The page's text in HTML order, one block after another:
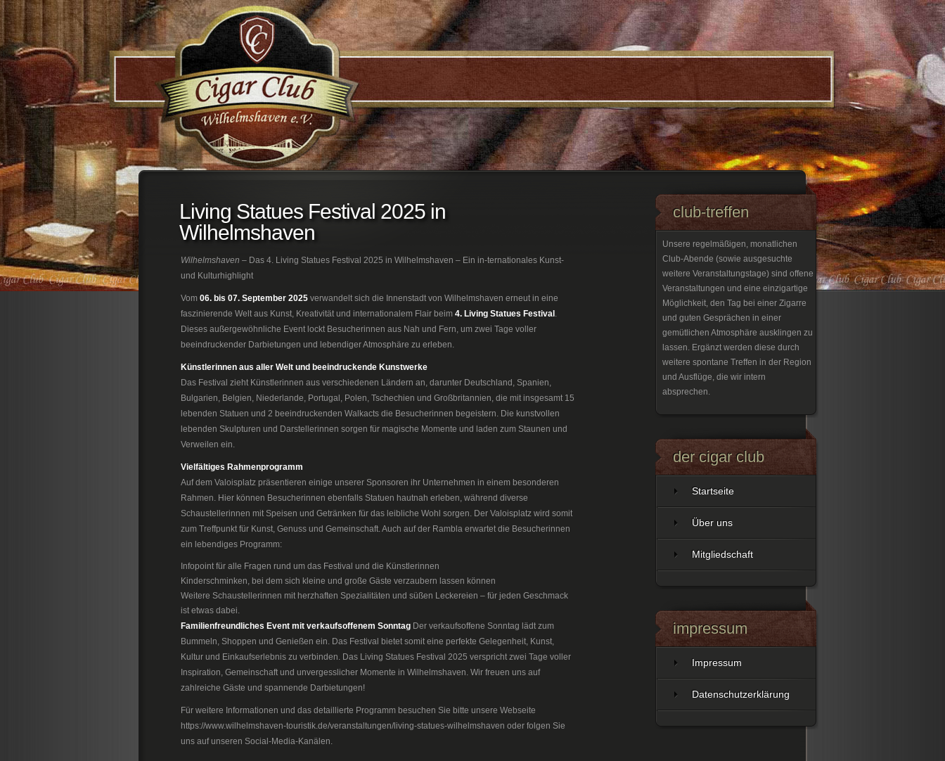
;
Living Statues Festival 2025 in
Wilhelmshaven
Wilhelmshaven – Das 4. Living Statues Festival 2025 in Wilhelmshaven – Ein in-ternationales Kunst-
und Kulturhighlight
Vom 06. bis 07. September 2025verwandelt sich die Innenstadt von Wilhelmshaven erneut in eine
faszinierende Welt aus Kunst, Kreativität und internationalem Flair beim 4. Living Statues Festival .
Dieses außergewöhnliche Event lockt Besucherinnen aus Nah und Fern, um zwei Tage voller
beeindruckender Darbietungen und lebendiger Atmosphäre zu erleben.
Künstlerinnen aus aller Welt und beeindruckende Kunstwerke
Das Festival zieht Künstlerinnen aus verschiedenen Ländern an, darunter Deutschland, Spanien,
Bulgarien, Belgien, Niederlande, Portugal, Polen, Tschechien und Großbritannien, die mit insgesamt 15
lebenden Statuen und 2 beeindruckenden Walkacts die Besucherinnen begeistern. Die kunstvollen
lebenden Skulpturen und Darstellerinnen sorgen für magische Momente und laden zum Staunen und
Verweilen ein.
Vielfältiges Rahmenprogramm
Auf dem Valoisplatz präsentieren einige unserer Sponsoren ihr Unternehmen in einem besonderen
Rahmen. Hier können Besucherinnen ebenfalls Statuen hautnah erleben, während diverse
Schaustellerinnen mit Speisen und Getränken für das leibliche Wohl sorgen. Der Valoisplatz wird somit
zum Treffpunkt für Kunst, Genuss und Gemeinschaft. Auch auf der Rambla erwartet die Besucherinnen
ein lebendiges Programm:
Infopoint für alle Fragen rund um das Festival und die Künstlerinnen
Kinderschminken, bei dem sich kleine und große Gäste verzaubern lassen können
Weitere Schaustellerinnen mit herzhaften Spezialitäten und süßen Leckereien – für jeden Geschmack
ist etwas dabei.
Familienfreundliches Event mit verkaufsoffenem SonntagDer verkaufsoffene Sonntag lädt zum
Bummeln, Shoppen und Genießen ein. Das Festival bietet somit eine perfekte Gelegenheit, Kunst,
Kultur und Einkaufserlebnis zu verbinden. Das Living Statues Festival 2025 verspricht zwei Tage voller
Inspiration, Gemeinschaft und unvergesslicher Momente in Wilhelmshaven. Wir freuen uns auf
zahlreiche Gäste und spannende Darbietungen!
Für weitere Informationen und das detaillierte Programm besuchen Sie bitte unsere Webseite
https://www.wilhelmshaven-touristik.de/veranstaltungen/living-statues-wilhelmshaven oder folgen Sie
uns auf unseren Social-Media-Kanälen.
club-treffen
Unsere regelmäßigen, monatlichen
Club-Abende (sowie ausgesuchte
weitere Veranstaltungstage) sind offene
Veranstaltungen und eine einzigartige
Möglichkeit, den Tag bei einer Zigarre
und guten Gesprächen in einer
gemütlichen Atmosphäre ausklingen zu
lassen. Ergänzt werden diese durch
weitere spontane Treffen in der Region
und Ausflüge, die wir intern
absprechen.
der cigar club
Startseite
Über uns
Mitgliedschaft
impressum
Impressum
Datenschutzerklärung